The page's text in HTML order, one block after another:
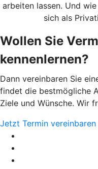
arbeiten lassen. Und
sich als
Wollen Sie
kennenlernen?
Dann vereinbaren Sie
findet die bestmögliche
Ziele und Wünsche. Wir
Jetzt Termin vereinbaren